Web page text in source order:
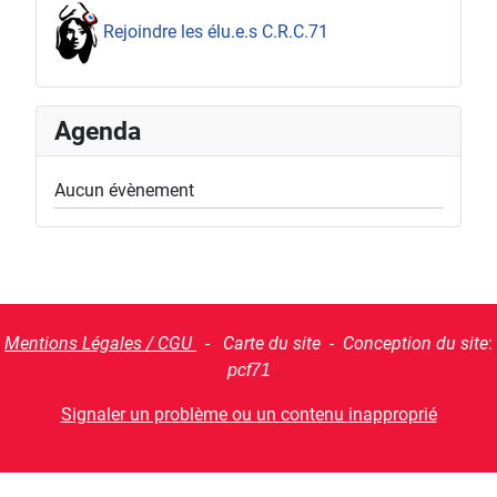
Rejoindre les élu.e.s C.R.C.71
Agenda
Aucun évènement
Mentions Légales / CGU - Carte du site - Conception du site:
pcf71
Signaler un problème ou un contenu inapproprié